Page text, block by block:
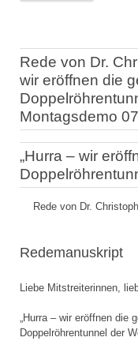
Rede von Dr.
wir eröffnen die
Montagsdemo
„Hurra – wir
Rede von Dr.
Redemanuskript
Liebe Mitstreiterinnen,
„Hurra – wir eröffnen die
Doppelröhrentunnel der